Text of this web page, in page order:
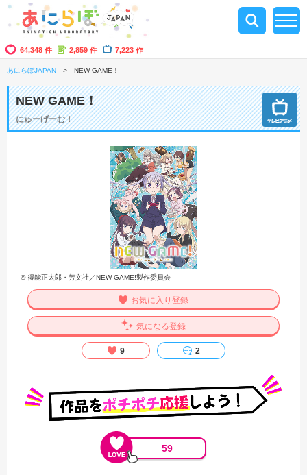
64,348 件 2,859 件 7,223 作
あにらぼJAPAN NEW GAME！
NEW GAME！
にゅーげーむ！
© 得能正太郎・芳文社／NEW GAME!製作委員会
お気に入り登録
気になる登録
9 2
59